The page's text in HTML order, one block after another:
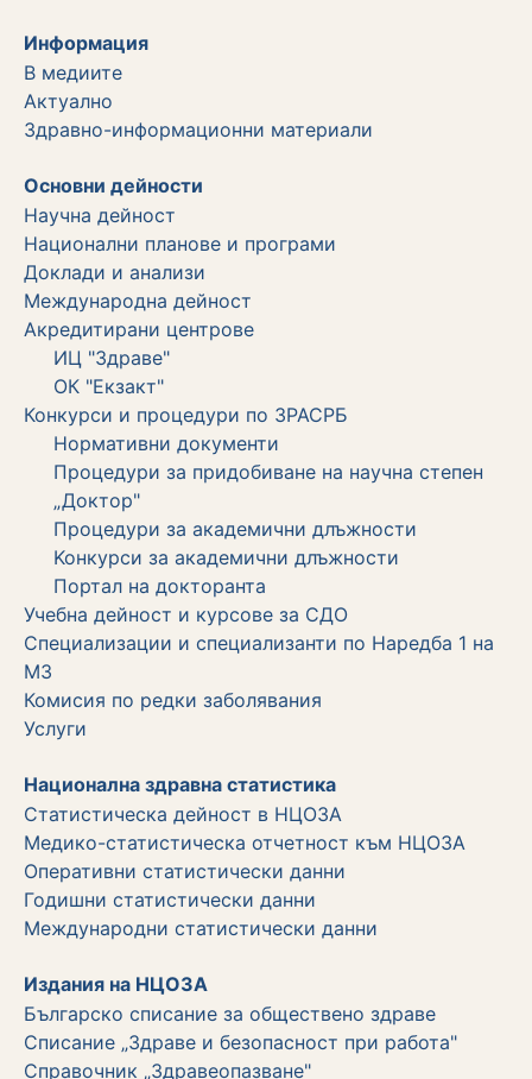
Информация
В медиите
Актуално
Здравно-информационни материали
Основни дейности
Научна дейност
Национални планове и програми
Доклади и анализи
Международна дейност
Акредитирани центрове
ИЦ "Здраве"
ОК "Екзакт"
Конкурси и процедури по ЗРАСРБ
Нормативни документи
Процедури за придобиване на научна степен
„Доктор"
Процедури за академични длъжности
Koнкурси за академични длъжности
Портал на докторанта
Учебна дейност и курсове за СДО
Специализации и специализанти по Наредба 1 на
МЗ
Комисия по редки заболявания
Услуги
Национална здравна статистика
Статистическа дейност в НЦОЗА
Медико-статистическа отчетност към НЦОЗА
Оперативни статистически данни
Годишни статистически данни
Международни статистически данни
Издания на НЦОЗА
Българско списание за обществено здраве
Списание „Здраве и безопасност при работа"
Справочник „Здравеопазване"